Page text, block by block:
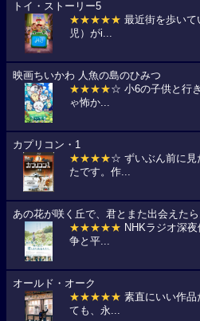
トイ・ストーリー5
★★★★★ 最近街を歩いて
児）がi...
映画ちいかわ 人魚の島のひみつ
★★★★☆ 小6の子供と行
ゃ怖か...
カプリコン・1
★★★★☆ ずいぶん前に見
たです。作...
あの花が咲く丘で、君とまた出会えたら
★★★★★ NHKラジオ深
争と平...
オールド・オーク
★★★★★ 素直にいい作品
ても、永...